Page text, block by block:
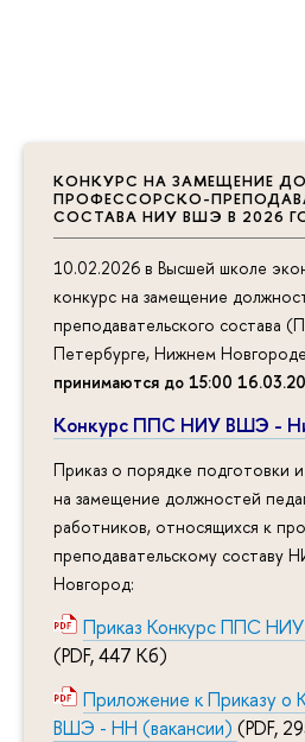
КОНКУРС НА ЗАМЕЩЕНИЕ
ПРОФЕССОРСКО-
СОСТАВА НИУ ВШЭ В 2026
10.02.2026 в Высшей школе
конкурс на замещение
преподавательского состава
Петербурге, Нижнем
принимаются до 15:00
Конкурс ППС НИУ ВШЭ -
Приказ о порядке подготовки
на замещение должностей
работников, относящихся к
преподавательскому
Новгород:
Приказ Конкурс ППС
(PDF, 447 Кб)
Приложение к Приказу
ВШЭ - НН (вакансии) (PDF,